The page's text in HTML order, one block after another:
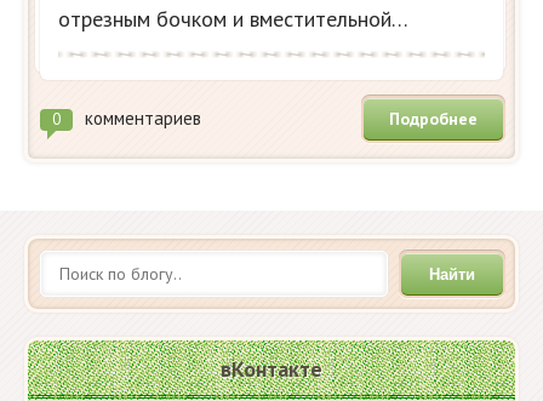
отрезным бочком и вместительной…
0 комментариев Подробнее
Найти
вКонтакте